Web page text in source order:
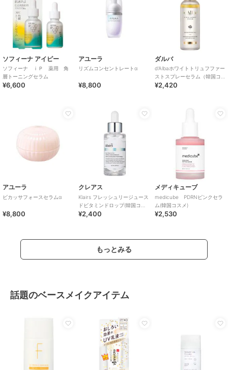
ソフィーナ アイピー
ソフィーナ ｉＰ 薬用 角
層トーニングセラム
¥6,600
アユーラ
リズムコンセントレートα
¥8,800
ダルバ
d'Albaホワイトトリュフファー
ストスプレーセラム（韓国コ
スメ）
¥2,420
アユーラ
ビカッサフォースセラムα
¥8,800
クレアス
Klairs フレッシュリージュース
ドビタミンドロップ(韓国コス
メ)
¥2,400
メディキューブ
medicube PDRNピンクセラ
ム(韓国コスメ)
¥2,530
もっとみる
話題のベースメイクアイテム